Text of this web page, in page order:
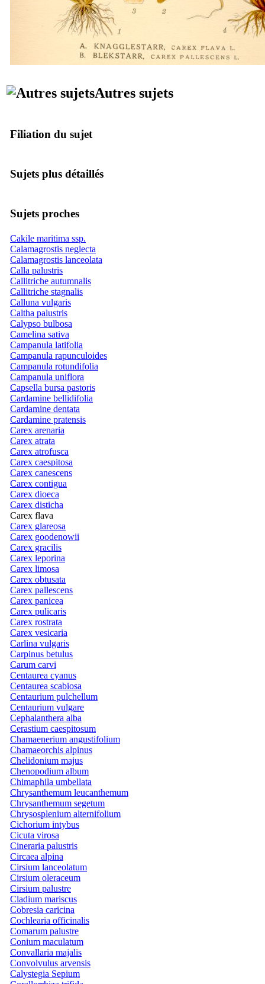
Autres sujets
Filiation du sujet
Sujets plus détaillés
Sujets proches
Cakile maritima ssp.
Calamagrostis neglecta
Calamagrostis lanceolata
Calla palustris
Callitriche autumnalis
Callitriche stagnalis
Calluna vulgaris
Caltha palustris
Calypso bulbosa
Camelina sativa
Campanula latifolia
Campanula rapunculoides
Campanula rotundifolia
Campanula uniflora
Capsella bursa pastoris
Cardamine bellidifolia
Cardamine dentata
Cardamine pratensis
Carex arenaria
Carex atrata
Carex atrofusca
Carex caespitosa
Carex canescens
Carex contigua
Carex dioeca
Carex disticha
Carex flava
Carex glareosa
Carex goodenowii
Carex gracilis
Carex leporina
Carex limosa
Carex obtusata
Carex pallescens
Carex panicea
Carex pulicaris
Carex rostrata
Carex vesicaria
Carlina vulgaris
Carpinus betulus
Carum carvi
Centaurea cyanus
Centaurea scabiosa
Centaurium pulchellum
Centaurium vulgare
Cephalanthera alba
Cerastium caespitosum
Chamaenerium angustifolium
Chamaeorchis alpinus
Chelidonium majus
Chenopodium album
Chimaphila umbellata
Chrysanthemum leucanthemum
Chrysanthemum segetum
Chrysosplenium alternifolium
Cichorium intybus
Cicuta virosa
Cineraria palustris
Circaea alpina
Cirsium lanceolatum
Cirsium oleraceum
Cirsium palustre
Cladium mariscus
Cobresia caricina
Cochlearia officinalis
Comarum palustre
Conium maculatum
Convallaria majalis
Convolvulus arvensis
Calystegia Sepium